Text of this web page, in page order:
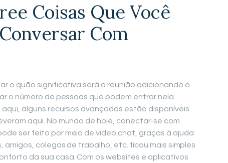
Coisas Que Você
Com
o quão significativa será a reunião adicionando o
o número de pessoas que podem entrar nela.
alguns recursos avançados estão disponíveis
aqui. No mundo de hoje, conectar-se com
ser feito por meio de video chat, graças à ajuda
amigos, colegas de trabalho, etc. ficou mais simples
da sua casa. Com os websites e aplicativos